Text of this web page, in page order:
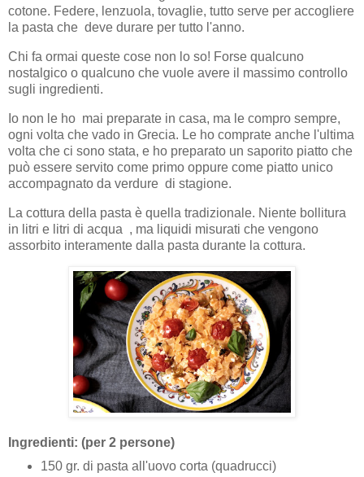
cotone. Federe, lenzuola, tovaglie, tutto serve per accogliere
la pasta che deve durare per tutto l'anno.
Chi fa ormai queste cose non lo so! Forse qualcuno
nostalgico o qualcuno che vuole avere il massimo controllo
sugli ingredienti.
Io non le ho mai preparate in casa, ma le compro sempre,
ogni volta che vado in Grecia. Le ho comprate anche l'ultima
volta che ci sono stata, e ho preparato un saporito piatto che
può essere servito come primo oppure come piatto unico
accompagnato da verdure di stagione.
La cottura della pasta è quella tradizionale. Niente bollitura
in litri e litri di acqua , ma liquidi misurati che vengono
assorbito interamente dalla pasta durante la cottura.
Ingredienti: (per 2 persone)
150 gr. di pasta all'uovo corta (quadrucci)